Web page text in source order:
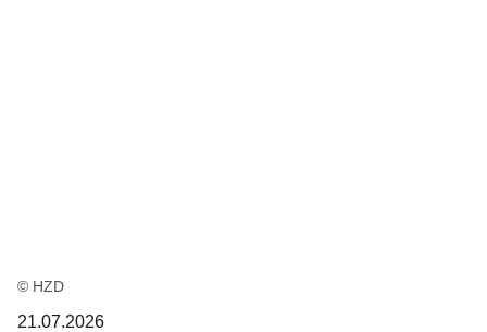
© HZD
21.07.2026